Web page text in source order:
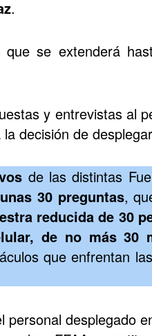
.
se extenderá
y entrevistas al
decisión de
de las distintas
30 preguntas,
reducida de 30
de no más 30
que enfrentan
desplegado